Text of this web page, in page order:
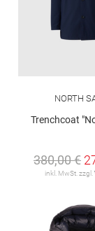
NORTH
Trenchcoat
380,00 €
inkl. MwSt. zzgl.